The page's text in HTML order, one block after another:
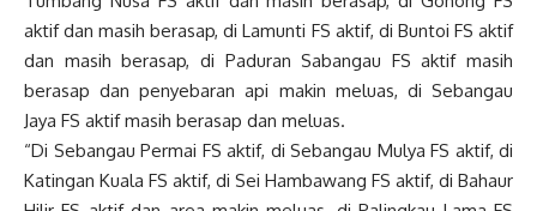
aktif dan masih berasap, di Lamunti FS aktif, di Buntoi FS aktif
dan masih berasap, di Paduran Sabangau FS aktif masih
berasap dan penyebaran api makin meluas, di Sebangau
Jaya FS aktif masih berasap dan meluas.
“Di Sebangau Permai FS aktif, di Sebangau Mulya FS aktif, di
Katingan Kuala FS aktif, di Sei Hambawang FS aktif, di Bahaur